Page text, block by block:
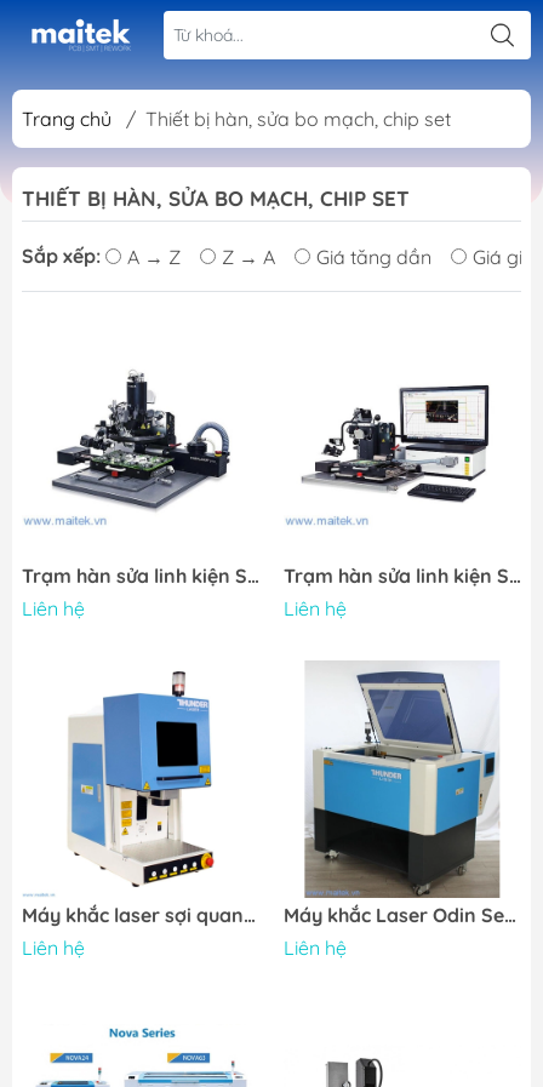
Trang chủ / Thiết bị hàn, sửa bo mạch, chip set
THIẾT BỊ HÀN, SỬA BO MẠCH, CHIP SET
Sắp xếp: A → Z Z → A Giá tăng dần Giá
Trạm hàn sửa linh kiện SMD FINEPLACER® pico rs
Liên hệ
Trạm hàn sửa linh kiện SMD FINEPLACER® coreplus
Liên hệ
Máy khắc laser sợi quang Aurora Series
Liên hệ
Máy khắc Laser Odin Series
Liên hệ